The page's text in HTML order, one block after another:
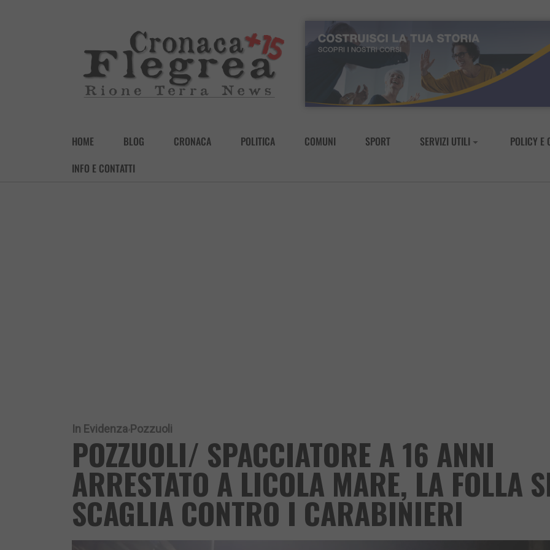
HOME BLOG CRONACA POLITICA COMUNI SPORT SERVIZI UTILI
POLICY E
INFO E CONTATTI
In Evidenza Pozzuoli
POZZUOLI/ SPACCIATORE A 16 ANNI
ARRESTATO A LICOLA MARE, LA FOLLA
SCAGLIA CONTRO I CARABINIERI